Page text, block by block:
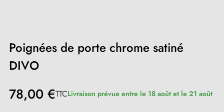
Poignées de porte chrome satiné
DIVO
78,00 €TTCLivraison prévue entre le 18 août et le 21 août